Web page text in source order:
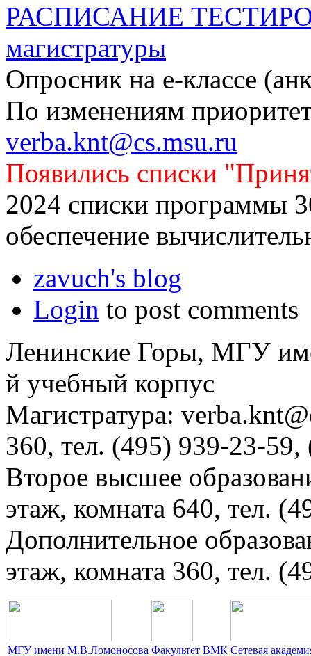
РАСПИСАНИЕ
магистратуры
Опросник на е-классе
По изменениям
verba.knt@cs.msu.ru
Появились списки
2024 списки программы
обеспечение
zavuch's blog
Login to post comments
Ленинские Горы, МГУ
й учебный корпус
Магистратура:
360, тел. (495) 939-23-
Второе высшее
этаж, комната 640, тел.
Дополнительное
этаж, комната 360, тел.
МГУ имени М.В.Ломоносова Факультет ВМК Сетевая